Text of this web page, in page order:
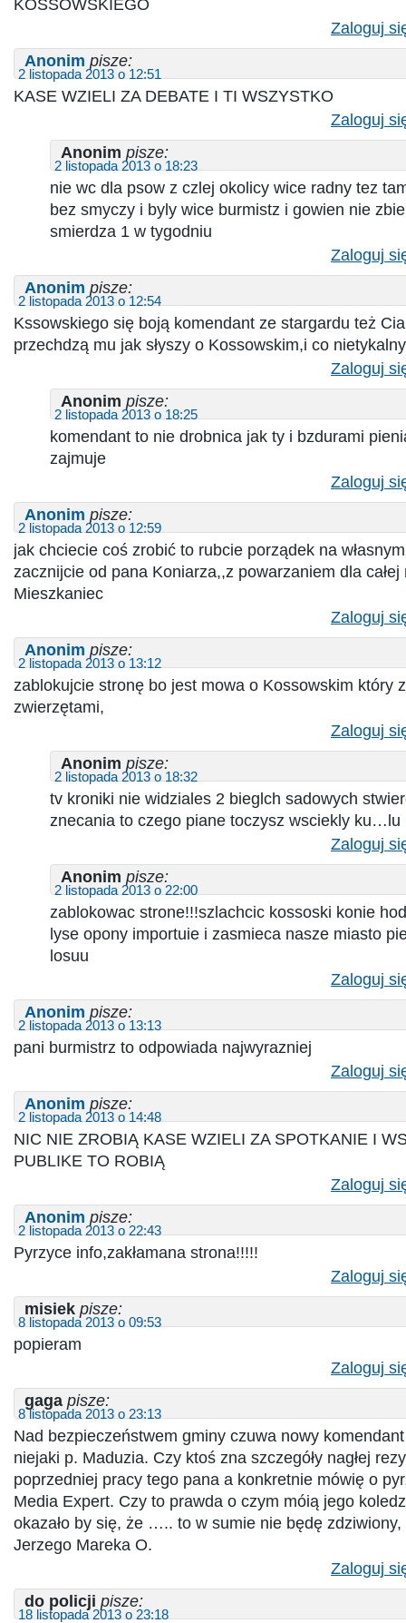
KOSSOWSKIEGO
Zaloguj
Anonim pisze:
2 listopada 2013 o 12:51
KASE WZIELI ZA DEBATE I TI WSZYSTKO
Zaloguj
Anonim pisze:
2 listopada 2013 o 18:23
nie wc dla psow z czlej okolicy wice radny tez
bez smyczy i byly wice burmistz i gowien nie
smierdza 1 w tygodniu
Zaloguj
Anonim pisze:
2 listopada 2013 o 12:54
Kssowskiego się boją komendant ze stargardu też
przechdzą mu jak słyszy o Kossowskim,i co
Zaloguj
Anonim pisze:
2 listopada 2013 o 18:25
komendant to nie drobnica jak ty i bzdurami
zajmuje
Zaloguj
Anonim pisze:
2 listopada 2013 o 12:59
jak chciecie coś zrobić to rubcie porządek na
zacznijcie od pana Koniarza,,z powarzaniem dla
Mieszkaniec
Zaloguj
Anonim pisze:
2 listopada 2013 o 13:12
zablokujcie stronę bo jest mowa o Kossowskim który
zwierzętami,
Zaloguj
Anonim pisze:
2 listopada 2013 o 18:32
tv kroniki nie widziales 2 bieglch sadowych
znecania to czego piane toczysz wsciekly ku…lu
Zaloguj
Anonim pisze:
2 listopada 2013 o 22:00
zablokowac strone!!!szlachcic kossoski konie
lyse opony importuie i zasmieca nasze miasto
losuu
Zaloguj
Anonim pisze:
2 listopada 2013 o 13:13
pani burmistrz to odpowiada najwyrazniej
Zaloguj
Anonim pisze:
2 listopada 2013 o 14:48
NIC NIE ZROBIĄ KASE WZIELI ZA SPOTKANIE I
PUBLIKE TO ROBIĄ
Zaloguj
Anonim pisze:
2 listopada 2013 o 22:43
Pyrzyce info,zakłamana strona!!!!!
Zaloguj
misiek pisze:
8 listopada 2013 o 09:53
popieram
Zaloguj
gaga pisze:
8 listopada 2013 o 23:13
Nad bezpieczeństwem gminy czuwa nowy
niejaki p. Maduzia. Czy ktoś zna szczegóły nagłej
poprzedniej pracy tego pana a konkretnie mówię o
Media Expert. Czy to prawda o czym móią jego
okazało by się, że ….. to w sumie nie będę
Jerzego Mareka O.
Zaloguj
do policji pisze:
18 listopada 2013 o 23:18